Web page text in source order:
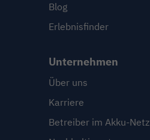
Blog
Erlebnisfinder
Unternehmen
Über uns
Karriere
Betreiber im Akku-Netz